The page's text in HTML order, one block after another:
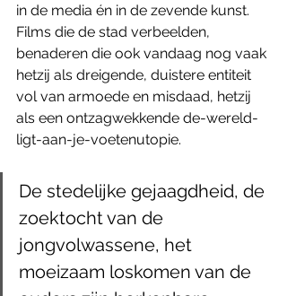
in de media én in de zevende kunst.
Films die de stad verbeelden,
benaderen die ook vandaag nog vaak
hetzij als dreigende, duistere entiteit
vol van armoede en misdaad, hetzij
als een ontzagwekkende de-wereld-
ligt-aan-je-voetenutopie.
De stedelijke gejaagdheid, de
zoektocht van de
jongvolwassene, het
moeizaam loskomen van de